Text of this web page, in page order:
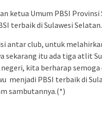
ketua Umum PBSI
terbaik di Sulawesi Selatan.
antar club, untuk
sekarang itu ada tiga atlit
kita berharap
menjadi PBSI terbaik di
sambutannya.(*)